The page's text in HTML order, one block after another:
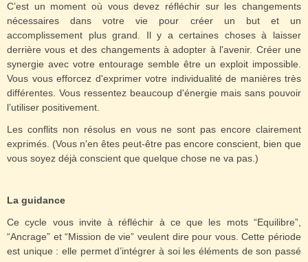
C’est un moment où vous devez réfléchir sur les changements
nécessaires dans votre vie pour créer un but et un
accomplissement plus grand. Il y a certaines choses à laisser
derrière vous et des changements à adopter à l'avenir. Créer une
synergie avec votre entourage semble être un exploit impossible.
Vous vous efforcez d'exprimer votre individualité de manières très
différentes. Vous ressentez beaucoup d'énergie mais sans pouvoir
l’utiliser positivement.
Les conflits non résolus en vous ne sont pas encore clairement
exprimés. (Vous n'en êtes peut-être pas encore conscient, bien que
vous soyez déjà conscient que quelque chose ne va pas.)
La guidance
Ce cycle vous invite à réfléchir à ce que les mots “Equilibre”,
“Ancrage” et “Mission de vie” veulent dire pour vous. Cette période
est unique : elle permet d’intégrer à soi les éléments de son passé